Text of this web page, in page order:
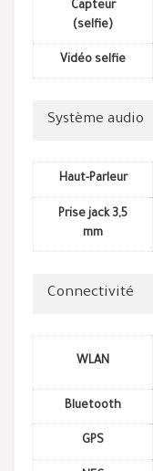
Capteur
(selfie)
Vidéo selfie
Système audio
Haut-Parleur
Prise jack 3,5
mm
Connectivité
WLAN
Bluetooth
GPS